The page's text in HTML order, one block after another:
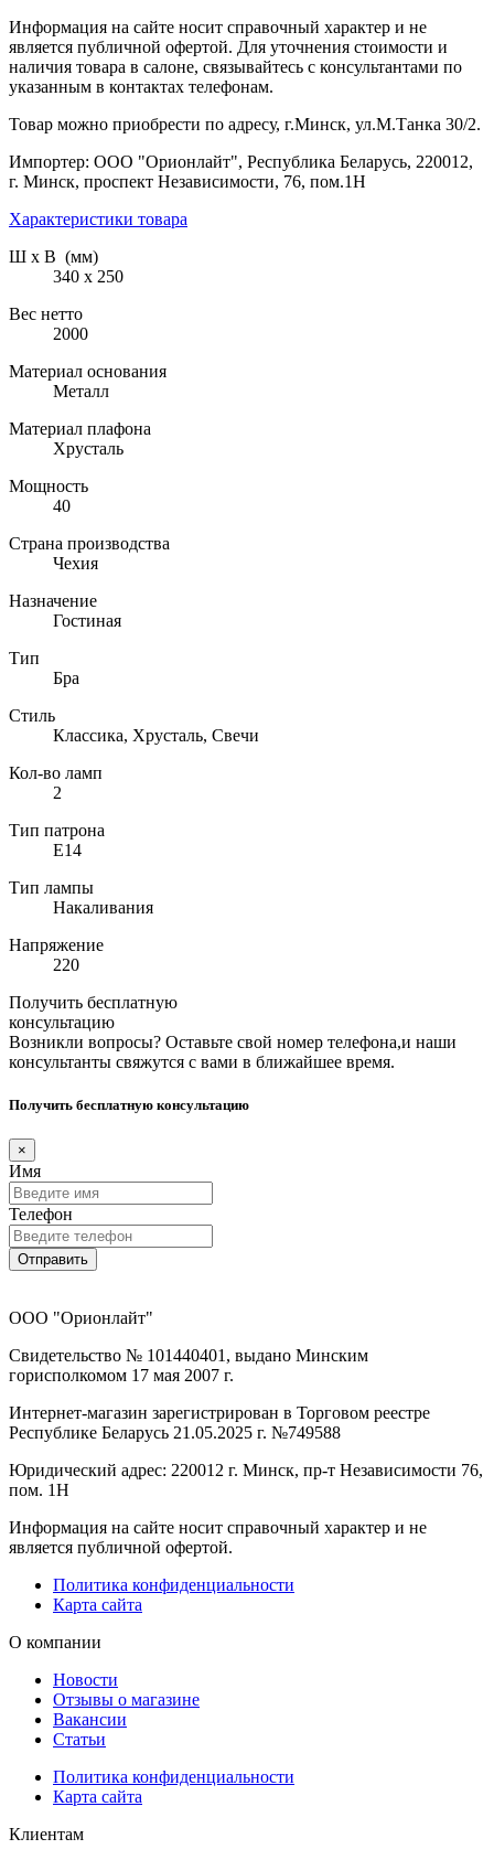
Информация на сайте носит справочный характер и не
является публичной офертой. Для уточнения стоимости и
наличия товара в салоне, связывайтесь с консультантами по
указанным в контактах телефонам.
Товар можно приобрести по адресу, г.Минск, ул.М.Танка 30/2.
Импортер: ООО "Орионлайт", Республика Беларусь, 220012,
г. Минск, проспект Независимости, 76, пом.1Н
Характеристики товара
Ш х В (мм)
340 х 250
Вес нетто
2000
Материал основания
Металл
Материал плафона
Хрусталь
Мощность
40
Страна производства
Чехия
Назначение
Гостиная
Тип
Бра
Стиль
Классика, Хрусталь, Свечи
Кол-во ламп
2
Тип патрона
E14
Тип лампы
Накаливания
Напряжение
220
Получить бесплатную
консультацию
Возникли вопросы? Оставьте свой номер телефона,и наши
консультанты свяжутся с вами в ближайшее время.
Получить бесплатную консультацию
×
Имя
Телефон
Отправить
ООО "Орионлайт"
Свидетельство № 101440401, выдано Минским
горисполкомом 17 мая 2007 г.
Интернет-магазин зарегистрирован в Торговом реестре
Республике Беларусь 21.05.2025 г. №749588
Юридический адрес: 220012 г. Минск, пр-т Независимости 76,
пом. 1Н
Информация на сайте носит справочный характер и не
является публичной офертой.
Политика конфиденциальности
Карта сайта
О компании
Новости
Отзывы о магазине
Вакансии
Статьи
Политика конфиденциальности
Карта сайта
Клиентам